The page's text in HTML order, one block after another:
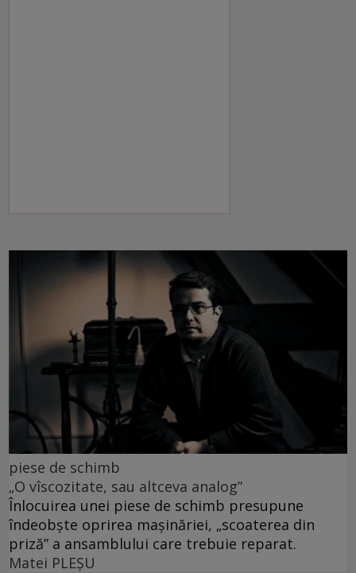
piese de schimb
„O vîscozitate, sau altceva analog”
Înlocuirea unei piese de schimb presupune
îndeobște oprirea mașinăriei, „scoaterea din
priză” a ansamblului care trebuie reparat.
Matei PLEŞU